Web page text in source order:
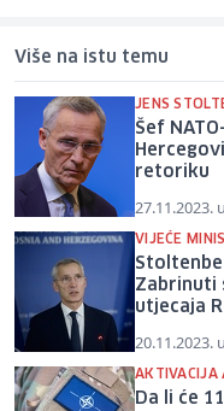
Više na istu temu
JENS
Šef
retoriku
27.11.2023.
VIJEĆE
Zabrinuti
utjecaja
20.11.2023.
AKTIVACIJA
Da li će